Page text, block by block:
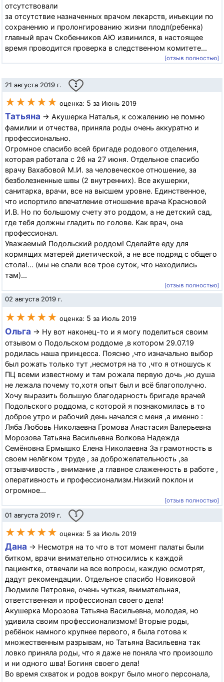
отсутствовали
за отсутствие назначенных врачом лекарств, инъекции по
сохранению и пролонгированию жизни плодп(ребенка)
главный врач Скобенников АЮ извинился, в настоящее
время проводится проверка в следственном комитете...
[отзыв полностью]
21 августа 2019 г. 2
★★★★★ оценка: 5 за Июнь 2019
Татьяна → Акушерка Наталья, к сожалению не помню
фамилии и отчества, приняла роды очень аккуратно и
профессионально.
Огромное спасибо всей бригаде родового отделения,
которая работала с 26 на 27 июня. Отдельное спасибо
врачу Вахабовой М.И. за человеческое отношение, за
безболезненные швы (2 внутренних). Все акушерки,
санитарка, врачи, все на высшем уровне. Единственное,
что испортило впечатление отношение врача Красновой
И.В. Но по большому счету это роддом, а не детский сад,
где тебя должны гладить по голове. Как врач, она
профессионал.
Уважаемый Подольский роддом! Сделайте еду для
кормящих матерей диетической, а не все подряд с общего
стола!... (мы не спали все трое суток, что находились
там)...
[отзыв полностью]
02 августа 2019 г.
★★★★★ оценка: 5 за Июль 2019
Ольга → Ну вот наконец-то и я могу поделиться своим
отзывом о Подольском роддоме ,в котором 29.07.19
родилась наша принцесса. Поясню ,что изначально выбор
был рожать только тут ,несмотря на то ,что я отношусь к
ПЦ всеми известному и там рожала первую дочь ,но душа
не лежала почему то,хотя опыт был и всё благополучно.
Хочу выразить большую благодарность бригаде врачей
Подольского роддома, с которой я познакомилась в то
доброе утро и рабочий день начался с меня ,а именно :
Ляба Любовь Николаевна Громова Анастасия Валерьевна
Морозова Татьяна Васильевна Волкова Надежда
Семёновна Ермышко Елена Николаевна За грамотность в
своем нелёгком труде , за доброжелательность ,за
отзывчивость , внимание ,а главное слаженность в работе ,
оперативность и профессионализм.Низкий поклон и
огромное...
[отзыв полностью]
01 августа 2019 г. 3
★★★★★ оценка: 5 за Июль 2019
Дана → Несмотря на то что в тот момент палаты были
битком, врачи внимательно относились к каждой
пациентке, отвечали на все вопросы, каждую осмотрят,
дадут рекомендации. Отдельное спасибо Новиковой
Людмиле Петровне, очень чуткая, внимательная,
ответственная и профессионал своего дела!
Акушерка Морозова Татьяна Васильевна, молодая, но
удивила своим профессионализмом! Вторые роды,
ребёнок намного крупнее первого, я была готова к
множественным разрывам, но Татьяна Васильевна так
ловко приняла роды, что я даже не поняла что произошло
и ни одного шва! Богиня своего дела!
Во время схваток и родов вокруг было много персонала,